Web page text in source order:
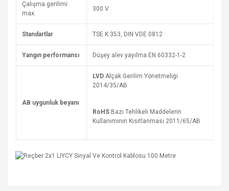
Çalışma gerilimi
max.
300 V
Standartlar TSE K 353, DIN VDE 0812
Yangın performansı Düşey alev yayılma EN 60332-1-2
AB uygunluk beyanı
LVD Alçak Gerilim Yönetmeliği
2014/35/AB
RoHS Bazı Tehlikeli Maddelerin
Kullanımının Kısıtlanması 2011/65/AB